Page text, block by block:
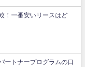
！一番安いリースはど
ートナープログラムの口